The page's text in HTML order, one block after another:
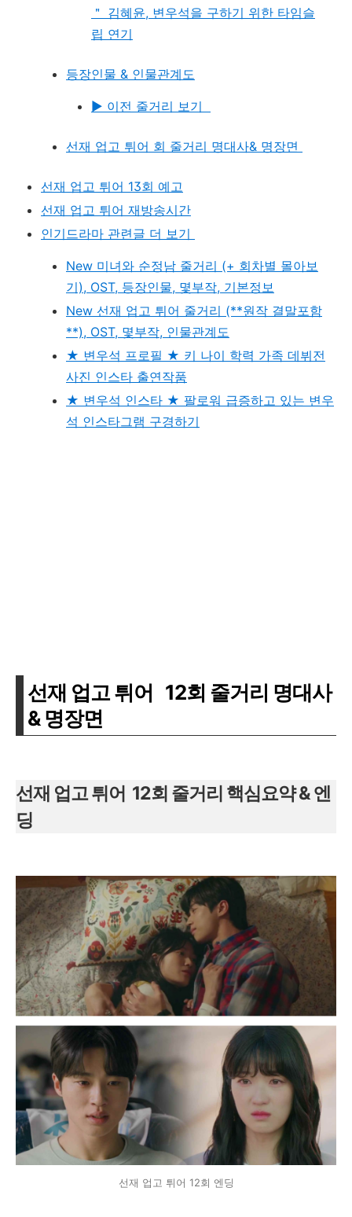
＂ 김혜윤, 변우석을 구하기 위한 타임슬
립 연기
등장인물 & 인물관계도
▶ 이전 줄거리 보기
선재 업고 튀어 회 줄거리 명대사& 명장면
선재 업고 튀어 13회 예고
선재 업고 튀어 재방송시간
인기드라마 관련글 더 보기
New 미녀와 순정남 줄거리 (+ 회차별 몰아보
기), OST, 등장인물, 몇부작, 기본정보
New 선재 업고 튀어 줄거리 (**원작 결말포함
**), OST, 몇부작, 인물관계도
★ 변우석 프로필 ★ 키 나이 학력 가족 데뷔전
사진 인스타 출연작품
★ 변우석 인스타 ★ 팔로워 급증하고 있는 변우
석 인스타그램 구경하기
선재 업고 튀어 12회 줄거리 명대사
& 명장면
선재 업고 튀어 12회 줄거리 핵심요약 & 엔
딩
선재 업고 튀어 12회 엔딩